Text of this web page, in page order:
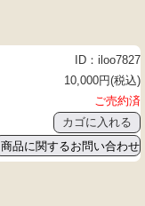
ID：iloo7827
10,000円(税込)
ご売約済
商品に関するお問い合わせ